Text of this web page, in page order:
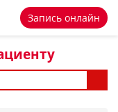
Запись онлайн